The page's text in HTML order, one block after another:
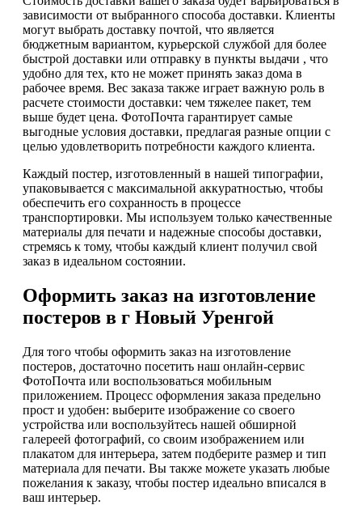
зависимости от выбранного способа доставки. Клиенты
могут выбрать доставку почтой, что является
бюджетным вариантом, курьерской службой для более
быстрой доставки или отправку в пункты выдачи , что
удобно для тех, кто не может принять заказ дома в
рабочее время. Вес заказа также играет важную роль в
расчете стоимости доставки: чем тяжелее пакет, тем
выше будет цена. ФотоПочта гарантирует самые
выгодные условия доставки, предлагая разные опции с
целью удовлетворить потребности каждого клиента.
Каждый постер, изготовленный в нашей типографии,
упаковывается с максимальной аккуратностью, чтобы
обеспечить его сохранность в процессе
транспортировки. Мы используем только качественные
материалы для печати и надежные способы доставки,
стремясь к тому, чтобы каждый клиент получил свой
заказ в идеальном состоянии.
Оформить заказ на изготовление
постеров в г Новый Уренгой
Для того чтобы оформить заказ на изготовление
постеров, достаточно посетить наш онлайн-сервис
ФотоПочта или воспользоваться мобильным
приложением. Процесс оформления заказа предельно
прост и удобен: выберите изображение со своего
устройства или воспользуйтесь нашей обширной
галереей фотографий, со своим изображением или
плакатом для интерьера, затем подберите размер и тип
материала для печати. Вы также можете указать любые
пожелания к заказу, чтобы постер идеально вписался в
ваш интерьер.